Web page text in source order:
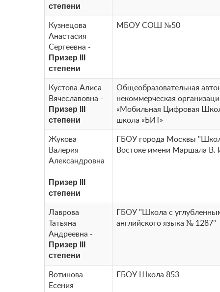
степени
Кузнецова
Анастасия
Сергеевна -
Призер III
степени
МБОУ СОШ №50
Кустова Алиса
Вячеславовна -
Призер III
степени
Общеобразовательная
некоммерческая
«Мобильная Цифровая
школа «БИТ»
Жукова
Валерия
Александровна
-
Призер III
степени
ГБОУ города Москвы
Востоке имени Маршала В.
Лаврова
Татьяна
Андреевна -
Призер III
степени
ГБОУ "Школа с
английского языка № 1287"
Вотинова
Есения
ГБОУ Школа 853